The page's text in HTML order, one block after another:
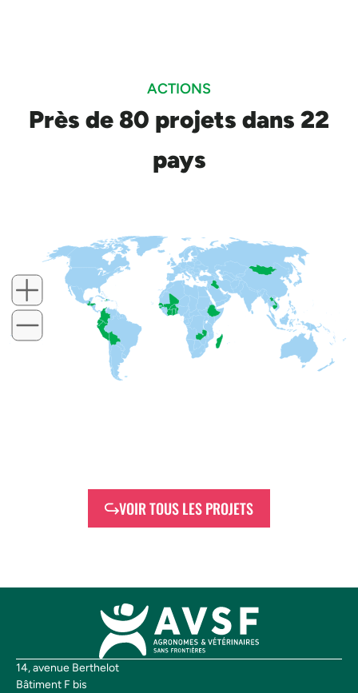
ACTIONS
Près de 80 projets dans 22
pays
VOIR TOUS LES PROJETS
14, avenue Berthelot
Bâtiment F bis